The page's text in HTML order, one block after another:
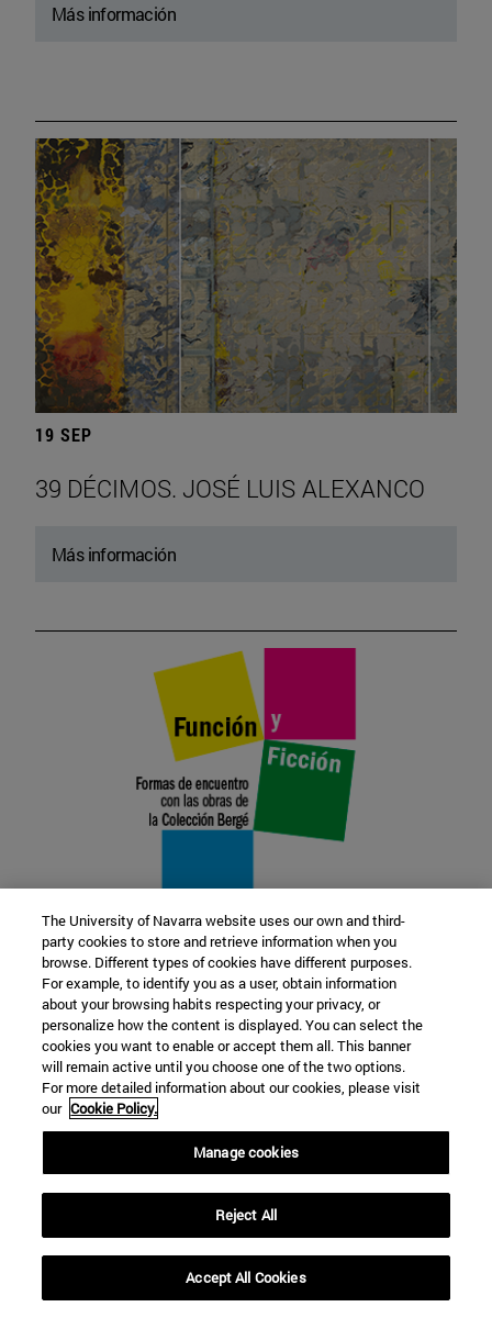
Más información
19 SEP
39 DÉCIMOS. JOSÉ LUIS ALEXANCO
Más información
22 SEP
FUNCIÓN Y FICCIÓN. Varios artistas
Más información
The University of Navarra website uses our own and third-
party cookies to store and retrieve information when you
browse. Different types of cookies have different purposes.
For example, to identify you as a user, obtain information
about your browsing habits respecting your privacy, or
personalize how the content is displayed. You can select the
cookies you want to enable or accept them all. This banner
will remain active until you choose one of the two options.
For more detailed information about our cookies, please visit
our Cookie Policy.
Manage cookies
Reject All
Accept All Cookies